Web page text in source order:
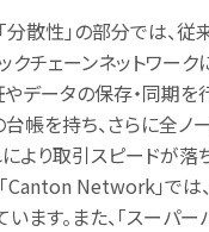
分散性」の部分では、
クチェーンネットワーク
データの保存・同期を
帳を持ち、さらに全ノ
より取引スピードが落
「Canton Network」で
ます。また、「スーパ